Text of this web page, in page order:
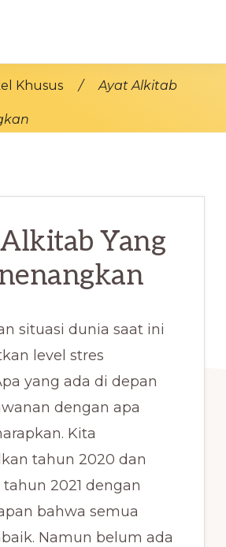
Khusus / Ayat Alkitab
Yang
situasi dunia saat ini
level stres
yang ada di depan
dengan apa
Kita
tahun 2020 dan
2021 dengan
bahwa semua
Namun belum ada